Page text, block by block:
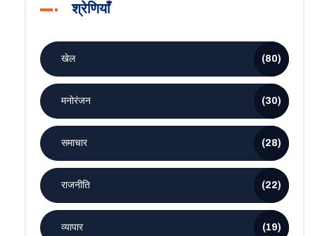
श्रेणियाँ
खेल (80)
मनोरंजन (30)
समाचार (28)
राजनीति (22)
व्यापार (19)